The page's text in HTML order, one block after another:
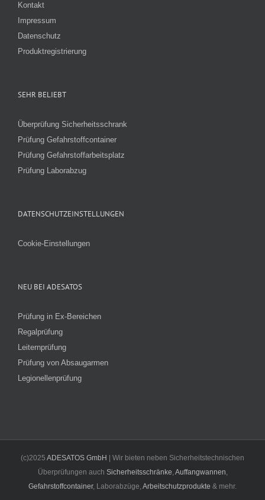
Kontakt
Impressum
Datenschutz
Produktregistrierung
SEHR BELIEBT
Überprüfung Sicherheitsschrank
Prüfung Gefahrstoffcontainer
Prüfung Gefahrstoffarbeitsplatz
Prüfung Laborabzug
DATENSCHUTZEINSTELLUNGEN
Cookie-Einstellungen
NEU BEI ADESATOS
Prüfung in Ex-Bereichen
Regalprüfung
Leiternprüfung
Prüfung von Absaugarmen
Legionellenprüfung
(c)2025 ADESATOS GmbH
| Wir bieten neben Sicherheitstechnischen
Überprüfungen auch Sicherheitsschränke,Auffangwannen,
Gefahrstoffcontainer, Laborabzüge,Arbeitschutzprodukte & mehr.